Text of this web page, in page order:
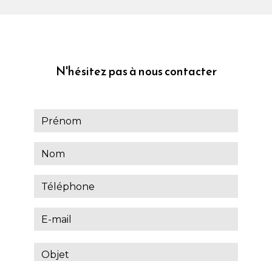
N'hésitez pas à nous contacter